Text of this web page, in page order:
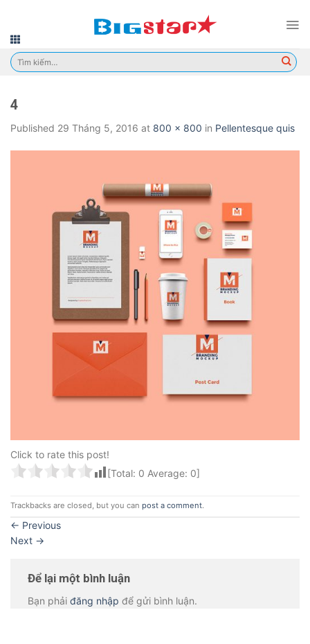
content
Tìm
kiếm:
4
Published 29 Tháng 5, 2016 at 800 × 800 in Pellentesque quis
Click to rate this post!
[Total: 0 Average: 0]
Trackbacks are closed, but you can post a comment.
← Previous
Next →
Để lại một bình luận
Bạn phải đăng nhập để gửi bình luận.